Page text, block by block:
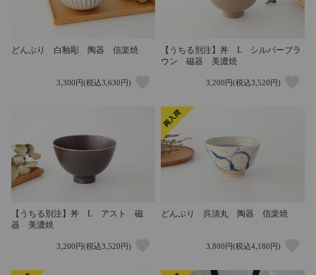
どんぶり 白釉彫 陶器 信楽焼
3,300円(税込3,630円)
【うちる別注】丼 L シルバーブラ
ウン 磁器 美濃焼
3,200円(税込3,520円)
【うちる別注】丼 L アスト 磁
器 美濃焼
3,200円(税込3,520円)
どんぶり 呉須丸 陶器 信楽焼
3,800円(税込4,180円)